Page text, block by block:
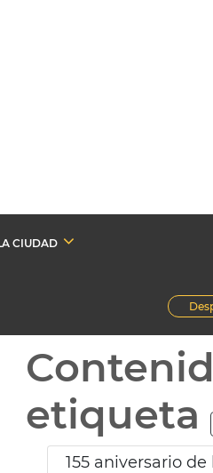
CIUDAD
etiqueta
155 aniversario